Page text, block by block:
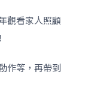
觀看家人照顧
作等，再帶到